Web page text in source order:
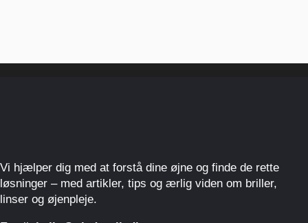
Vi hjælper dig med at forstå dine øjne og finde de rette
løsninger – med artikler, tips og ærlig viden om briller,
linser og øjenpleje.